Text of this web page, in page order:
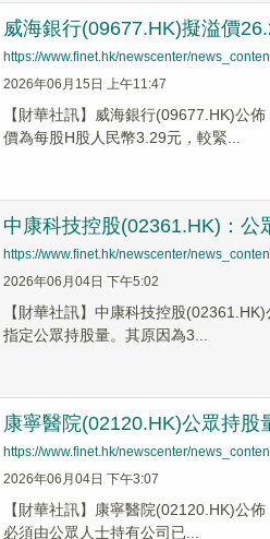
威海銀行(09677.HK)擬溢價
https://www.finet.hk/newscenter/
2026年06月15日 上午11:47
【財華社訊】威海銀行(09677.HK)公
價為每股H股人民幣3.29元，較緊...
中康科技控股(02361.HK)：公
https://www.finet.hk/newscenter/
2026年06月04日 下午5:02
【財華社訊】中康科技控股
指定公眾持股量。其原因為3...
康寧醫院(02120.HK)公眾持
https://www.finet.hk/newscenter/
2026年06月04日 下午3:07
【財華社訊】康寧醫院(02120.HK)公
必須由公眾人士持有公司已...